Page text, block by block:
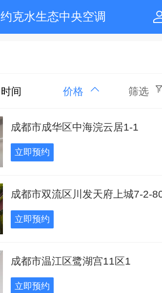
约克水生态中央空调
时间 价格 筛选
成都市成华区中海浣云居1-1
立即预约
成都市双流区川发天府上城7-2-
立即预约
成都市温江区鹭湖宫11区1
立即预约